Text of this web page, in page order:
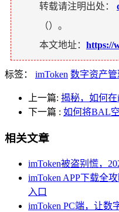
转载请注明出处：
（）。
本文地址： https://
标签： imToken 数字资产管
上一篇: 揭秘，如何
下一篇 : 如何将BAL
相关文章
imToken被盗别慌，
imToken APP下载全
入口
imToken PC端，让数